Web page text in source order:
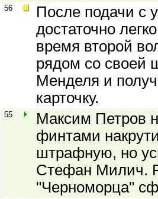
56
После подачи с
достаточно
время второй
рядом со своей
Менделя и
карточку.
55
Максим Петров
финтами
штрафную, но
Стефан Милич.
"Черноморца"